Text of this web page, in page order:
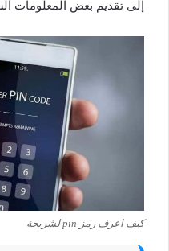
إلى تقديم بعض المعلومات
كيف اعرف رمز pin لشريحة